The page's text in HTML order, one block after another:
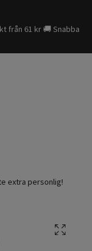
61 kr 🚚 Snabba
extra personlig!